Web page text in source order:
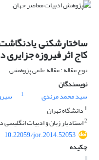
ساختارشکنی
کاج اثر فیروزه جزایری
نوع مقاله : مقاله علمی پژوهشی
نویسندگان
سید محمد مرندی
1
1 دانشگاه تهران
2استادیار زبان و ادبیات
10.22059/jor.2014.52053
چکیده